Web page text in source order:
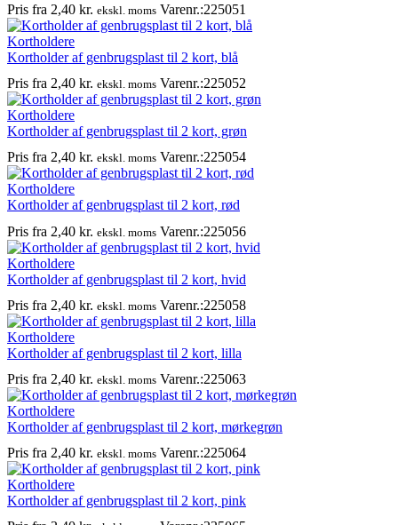
Pris fra 2,40 kr. ekskl. moms Varenr.:225051
Kortholdere
Kortholder af genbrugsplast til 2 kort, blå
Pris fra 2,40 kr. ekskl. moms Varenr.:225052
Kortholdere
Kortholder af genbrugsplast til 2 kort, grøn
Pris fra 2,40 kr. ekskl. moms Varenr.:225054
Kortholdere
Kortholder af genbrugsplast til 2 kort, rød
Pris fra 2,40 kr. ekskl. moms Varenr.:225056
Kortholdere
Kortholder af genbrugsplast til 2 kort, hvid
Pris fra 2,40 kr. ekskl. moms Varenr.:225058
Kortholdere
Kortholder af genbrugsplast til 2 kort, lilla
Pris fra 2,40 kr. ekskl. moms Varenr.:225063
Kortholdere
Kortholder af genbrugsplast til 2 kort, mørkegrøn
Pris fra 2,40 kr. ekskl. moms Varenr.:225064
Kortholdere
Kortholder af genbrugsplast til 2 kort, pink